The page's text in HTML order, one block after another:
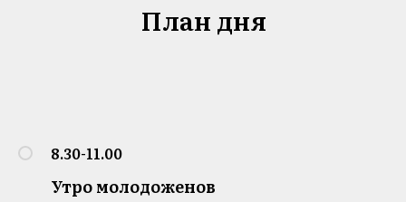
План дня
8.30-11.00
Утро молодоженов